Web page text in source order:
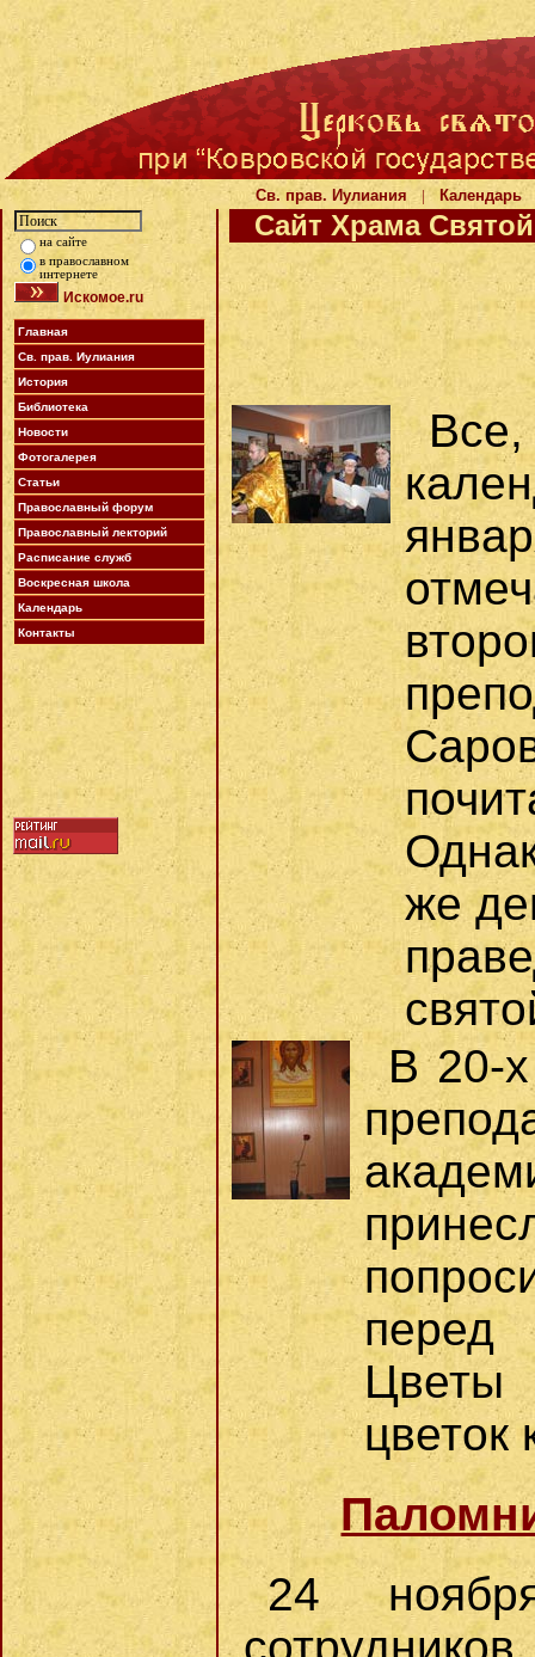
Св. прав. Иулиания | Календарь
на сайте
в православном
интернете
Искомое.ru
Главная
Св. прав. Иулиания
История
Библиотека
Новости
Фотогалерея
Статьи
Православный форум
Православный лекторий
Расписание служб
Воскресная школа
Календарь
Контакты
Сайт Храма
же
В 20-
перед
Цветы
цветок
24